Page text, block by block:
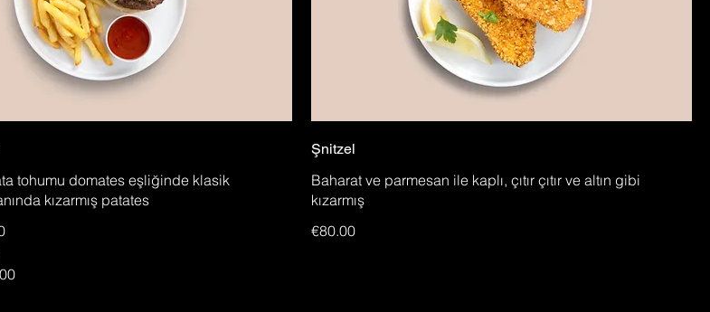
tohumu domates eşliğinde klasik
kızarmış patates
Şnitzel
Baharat ve parmesan ile kaplı, çıtır çıtır ve altın gibi
kızarmış
€80.00